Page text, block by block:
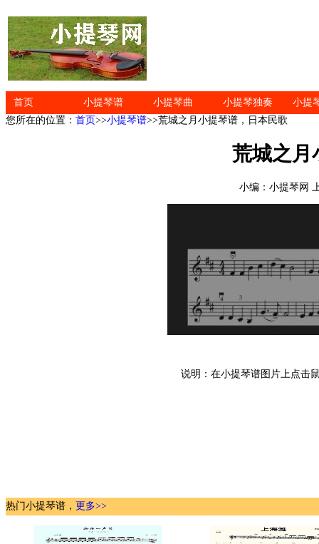
首页 小提琴谱 小提琴曲 小提琴独奏
小提
您所在的位置： 首页>>小提琴谱>>荒城之月小提琴谱，日本民歌
荒城之月
小编：小提琴网
说明：在小提琴谱图片上点击
热门小提琴谱， 更多>>